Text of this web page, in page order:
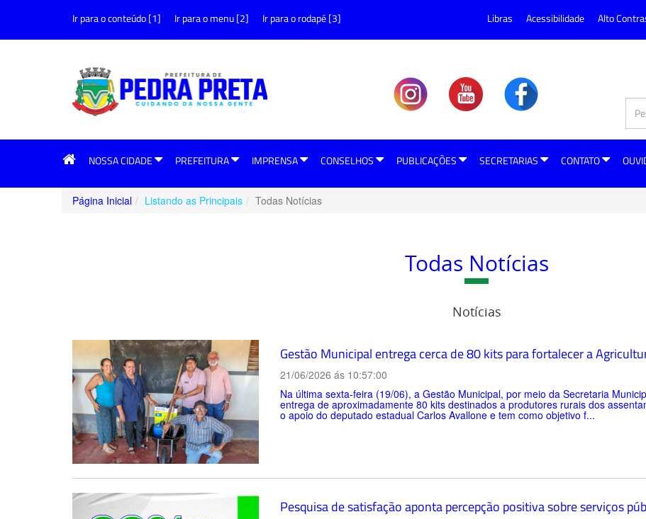
Ir para o conteúdo [1] Ir para o menu [2] Ir para o rodapé [3] Libras Acessibilidade Alto
NOSSA CIDADE PREFEITURA IMPRENSA CONSELHOS PUBLICAÇÕES SECRETARIAS CONTATO
Página Inicial Listando as Principais Todas Notícias
Todas Notícias
Notícias
Gestão Municipal entrega cerca de 80 kits para fortalecer a
21/06/2026 ás 10:57:00
Na última sexta-feira (19/06), a Gestão Municipal, por meio da Secretaria
entrega de aproximadamente 80 kits destinados a produtores rurais dos
o apoio do deputado estadual Carlos Avallone e tem como objetivo f...
Pesquisa de satisfação aponta percepção positiva sobre serviços